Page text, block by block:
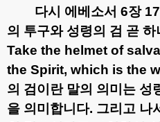
다시 에베소서 6장 17
의 투구와 성령의 검 곧
Take the helmet of
the Spirit, which is the
의 검이란 말의 의미는 성
을 의미합니다. 그리고 나